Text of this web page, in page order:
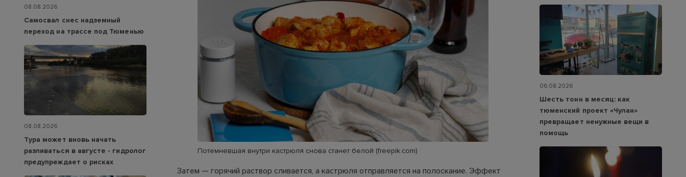
Потемневшая внутри кастрюля снова станет белой (freepik.com)
Затем — горячий раствор сливается, а кастрюля отправляется на полоскание. Эффект
08.08.2026
Самосвал снес надземный
переход на трассе под Тюменью
08.08.2026
Тура может вновь начать
разливаться в августе - гидролог
предупреждает о рисках
06.08.2026
Шесть тонн в месяц: как
тюменский проект «Чулан»
превращает ненужные вещи в
помощь